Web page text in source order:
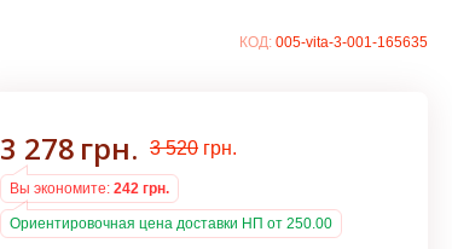
КОД: 005-vita-3-001-165635
3 278 грн. 3 520 грн.
Вы экономите: 242 грн.
Ориентировочная цена доставки НП от 250.00